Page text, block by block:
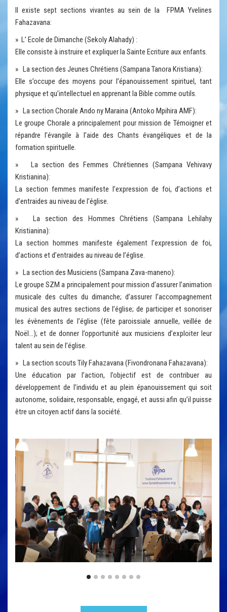
Il existe sept sections vivantes au sein de la FPMA Yvelines
Fahazavana:
» L’ Ecole de Dimanche (Sekoly Alahady) :
Elle consiste à instruire et expliquer la Sainte Ecriture aux enfants.
» La section des Jeunes Chrétiens (Sampana Tanora Kristiana):
Elle s’occupe des moyens pour l’épanouissement spirituel, tant
physique et qu’intellectuel en apprenant la Bible comme outils.
» La section Chorale Ando ny Maraina (Antoko Mpihira AMF):
Le groupe Chorale a principalement pour mission de Témoigner et
répandre l’évangile à l’aide des Chants évangéliques et de la
formation spirituelle.
» La section des Femmes Chrétiennes (Sampana Vehivavy
Kristianina):
La section femmes manifeste l’expression de foi, d’actions et
d’entraides au niveau de l’église.
» La section des Hommes Chrétiens (Sampana Lehilahy
Kristianina):
La section hommes manifeste également l’expression de foi,
d’actions et d’entraides au niveau de l’église.
» La section des Musiciens (Sampana Zava-maneno):
Le groupe SZM a principalement pour mission d’assurer l’animation
musicale des cultes du dimanche; d’assurer l’accompagnement
musical des autres sections de l’église; de participer et sonoriser
les évènements de l’église (fête paroissiale annuelle, veillée de
Noël…); et de donner l’opportunité aux musiciens d’exploiter leur
talent au sein de l’église.
» La section scouts Tily Fahazavana (Fivondronana Fahazavana):
Une éducation par l’action, l’objectif est de contribuer au
développement de l’individu et au plein épanouissement qui soit
autonome, solidaire, responsable, engagé, et aussi afin qu’il puisse
être un citoyen actif dans la société.